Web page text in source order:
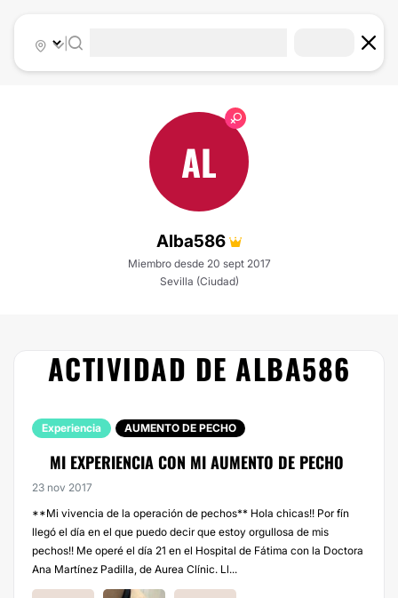
|
AL
Alba586
Miembro desde 20 sept 2017
Sevilla (Ciudad)
ACTIVIDAD DE ALBA586
Experiencia AUMENTO DE PECHO
MI EXPERIENCIA CON MI AUMENTO DE PECHO
23 nov 2017
**Mi vivencia de la operación de pechos** Hola chicas!! Por fín
llegó el día en el que puedo decir que estoy orgullosa de mis
pechos!! Me operé el día 21 en el Hospital de Fátima con la Doctora
Ana Martínez Padilla, de Aurea Clínic. Ll...